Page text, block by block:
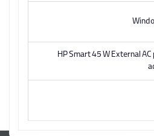
HP Smart 45 W External